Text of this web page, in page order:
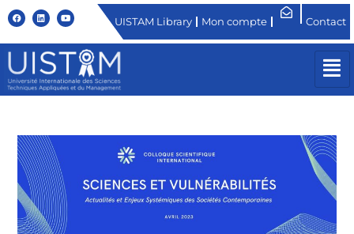
UISTAM Library Mon compte Contact